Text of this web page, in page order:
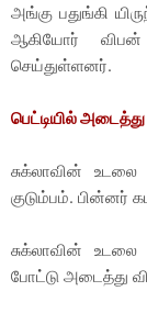
அங்கு பதுங்கி
ஆகியோர்
செய்துள்ளனர்.
பெட்டியில் அடைத்து
சுக்லாவின் உடலை
குடும்பம். பின்னர்
சுக்லாவின்
போட்டு அடைத்து